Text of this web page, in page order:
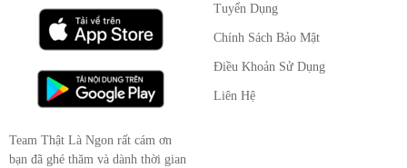
Team Thật Là Ngon rất cám ơn
bạn đã ghé thăm và dành thời gian
Tuyển Dụng
Chính Sách Bảo Mật
Điều Khoản Sử Dụng
Liên Hệ